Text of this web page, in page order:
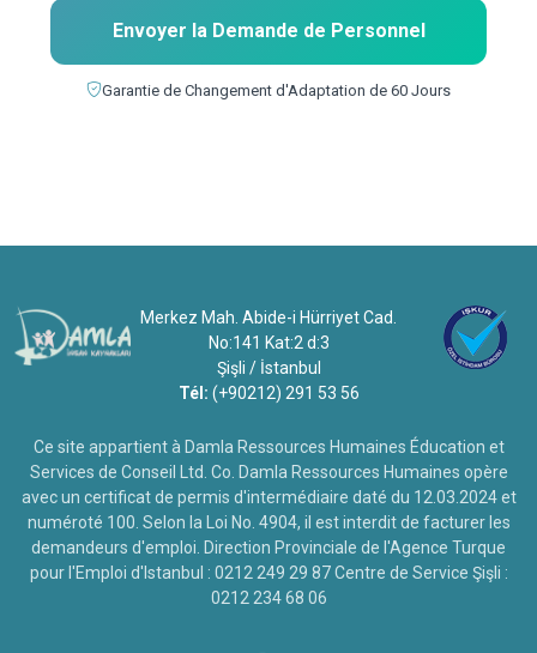
Envoyer la Demande de Personnel
Garantie de Changement d'Adaptation de 60 Jours
Merkez Mah. Abide-i Hürriyet Cad.
No:141 Kat:2 d:3
Şişli / İstanbul
Tél: (+90212) 291 53 56
Ce site appartient à Damla Ressources Humaines Éducation et
Services de Conseil Ltd. Co. Damla Ressources Humaines opère
avec un certificat de permis d'intermédiaire daté du 12.03.2024 et
numéroté 100. Selon la Loi No. 4904, il est interdit de facturer les
demandeurs d'emploi. Direction Provinciale de l'Agence Turque
pour l'Emploi d'Istanbul : 0212 249 29 87 Centre de Service Şişli :
0212 234 68 06